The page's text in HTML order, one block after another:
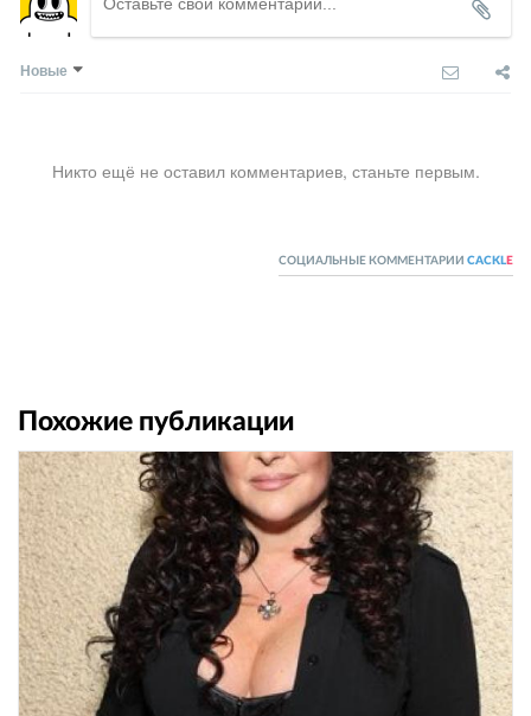
Новые
Никто ещё не оставил комментариев, станьте первым.
СОЦИАЛЬНЫЕ КОММЕНТАРИИ CACKL E
Похожие публикации